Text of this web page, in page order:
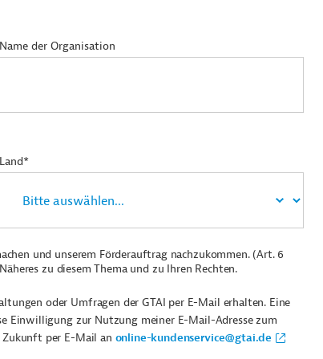
Name der Organisation
Land*
und unserem Förderauftrag nachzukommen. (Art. 6
zu diesem Thema und zu Ihren Rechten.
oder Umfragen der GTAI per E-Mail erhalten. Eine
Einwilligung zur Nutzung meiner E-Mail-Adresse zum
per E-Mail an online-kundenservice@gtai.de